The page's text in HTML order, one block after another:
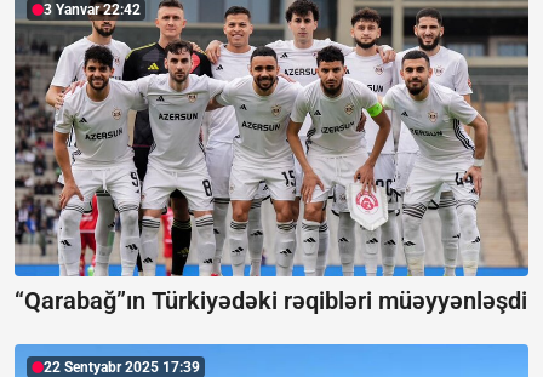
3 Yanvar 22:42
“Qarabağ”ın Türkiyədəki rəqibləri müəyyənləşdi
22 Sentyabr 2025 17:39